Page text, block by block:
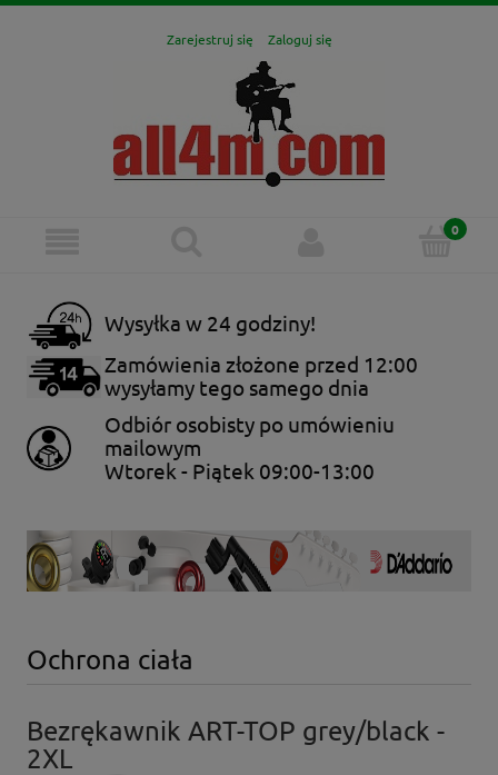
Zarejestruj się Zaloguj się
Wysyłka w 24 godziny!
Zamówienia złożone przed 12:00
wysyłamy tego samego dnia
Odbiór osobisty po umówieniu
mailowym
Wtorek - Piątek 09:00-13:00
Ochrona ciała
Bezrękawnik ART-TOP grey/black -
2XL